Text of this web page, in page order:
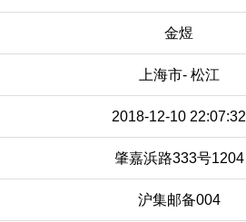
金煜
上海市- 松江
2018-12-10 22:07:32
肇嘉浜路333号1204
沪集邮备004